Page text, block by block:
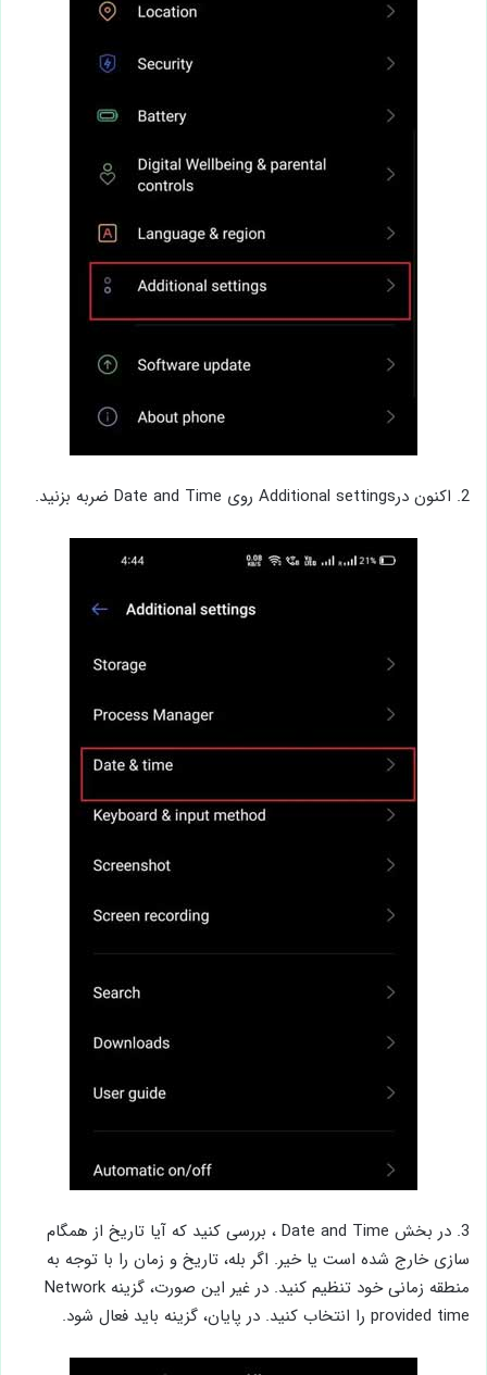
2. اکنون درAdditional settings روی Date and Time ضربه بزنید.
3. در بخش Date and Time ، بررسی کنید که آیا تاریخ از همگام
سازی خارج شده است یا خیر. اگر بله، تاریخ و زمان را با توجه به
منطقه زمانی خود تنظیم کنید. در غیر این صورت، گزینه Network
provided time را انتخاب کنید. در پایان، گزینه باید فعال شود.